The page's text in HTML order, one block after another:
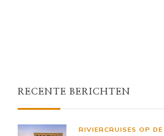
RECENTE BERICHTEN
RIVIERCRUISES OP DE